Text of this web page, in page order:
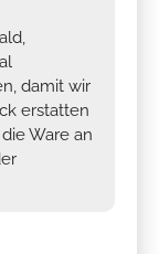
damit wir
erstatten
Ware an